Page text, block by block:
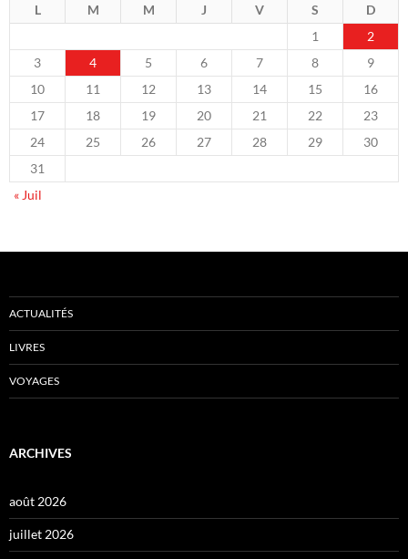
L M M J V S
D
1
2
3
4 5 6 7 8
9
10
11 12 13 14 15
16
17
18 19 20 21 22
23
24
25 26 27 28 29
30
31
« Juil
ACTUALITÉS
LIVRES
VOYAGES
ARCHIVES
août 2026
juillet 2026